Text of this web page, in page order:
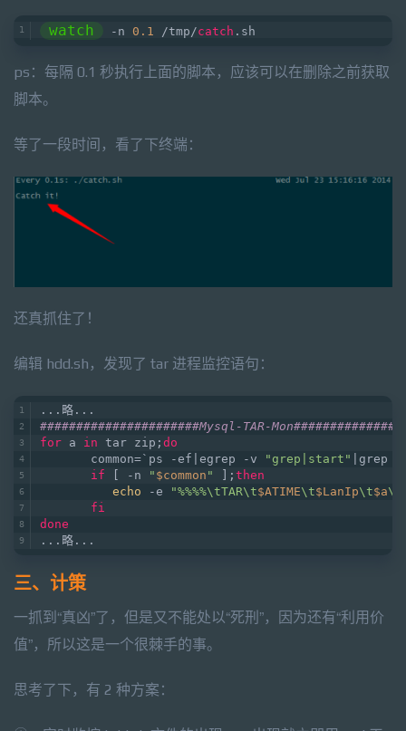
watch -n 0.1 /tmp/catch .sh
ps：每隔 0.1 秒执行上面的脚本，应该可以在删除之前获取
脚本。
等了一段时间，看了下终端：
还真抓住了！
编辑 hdd.sh，发现了 tar 进程监控语句：
...略...
######################Mysql-TAR-
for a in tar zip; do
common=`ps -ef|egrep -v
"grep|start"
|grep
if [ -n " $common " ]; then
echo -e "%%%%\tTAR\t$ATIME\t$LanIp\t$a
fi
done
...略...
三、计策
一抓到“真凶”了，但是又不能处以“死刑”，因为还有“利用价
值”，所以这是一个很棘手的事。
思考了下，有 2 种方案：